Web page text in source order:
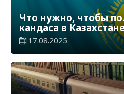
Что нужно, чтобы
кандаса в
17.08.2025